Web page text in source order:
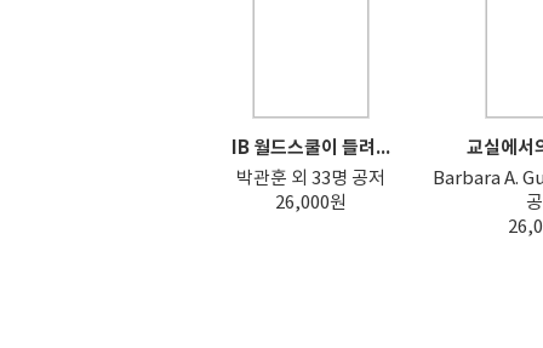
IB 월드스쿨이 들려...
박관훈 외 33명 공저
26,000원
교실에서
Barbara A.